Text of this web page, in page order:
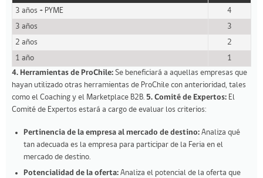
3 años + PYME
4
3 años
3
2 años
2
1 año
1
4. Herramientas de ProChile: Se beneficiará a aquellas empresas que
hayan utilizado otras herramientas de ProChile con anterioridad, tales
como el Coaching y el Marketplace B2B. 5. Comité de Expertos: El
Comité de Expertos estará a cargo de evaluar los criterios:
Pertinencia de la empresa al mercado de destino: Analiza qué
tan adecuada es la empresa para participar de la Feria en el
mercado de destino.
Potencialidad de la oferta: Analiza el potencial de la oferta que